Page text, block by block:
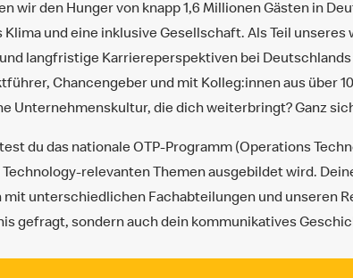
wir den Hunger von knapp 1,6 Millionen Gästen in
und eine inklusive Gesellschaft. Als Teil
langfristige Karriereperspektiven bei
Chancengeber und mit Kolleg:innen aus über
Unternehmenskultur, die dich weiterbringt? Ganz
du das nationale OTP-Programm (Operations
relevanten Themen ausgebildet wird.
unterschiedlichen Fachabteilungen und unseren
gefragt, sondern auch dein kommunikatives